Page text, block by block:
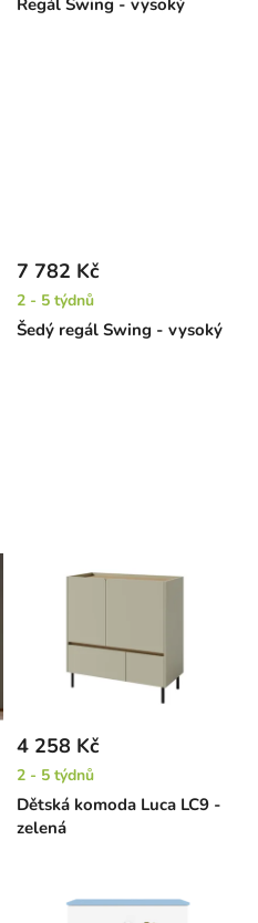
Šedý regál Swing - vysoký
7 782 Kč
2 - 5 týdnů
Dětská komoda Luca LC9 -
zelená
4 258 Kč
2 - 5 týdnů